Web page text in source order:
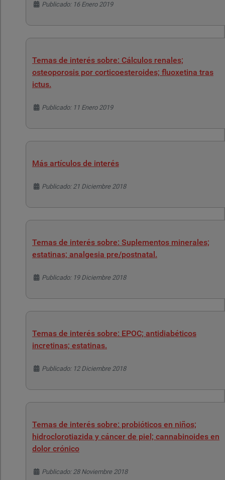
Detalles
Publicado: 16 Enero 2019
Temas de interés sobre: Cálculos renales;
osteoporosis por corticoesteroides; fluoxetina tras
ictus.
Detalles
Publicado: 11 Enero 2019
Más artículos de interés
Detalles
Publicado: 21 Diciembre 2018
Temas de interés sobre: Suplementos minerales;
estatinas; analgesia pre/postnatal.
Detalles
Publicado: 19 Diciembre 2018
Temas de interés sobre: EPOC; antidiabéticos
incretinas; estatinas.
Detalles
Publicado: 12 Diciembre 2018
Temas de interés sobre: probióticos en niños;
hidroclorotiazida y cáncer de piel; cannabinoides en
dolor crónico
Detalles
Publicado: 28 Noviembre 2018